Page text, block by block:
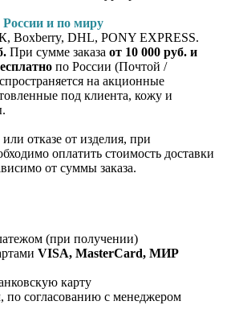
и по миру
Boxberry, DHL, PONY EXPRESS.
При сумме заказа от 10 000 руб. и
по России (Почтой /
на акционные
под клиента, кожу и
отказе от изделия, при
оплатить стоимость доставки
от суммы заказа.
(при получении)
VISA, MasterCard, МИР
карту
по согласованию с менеджером